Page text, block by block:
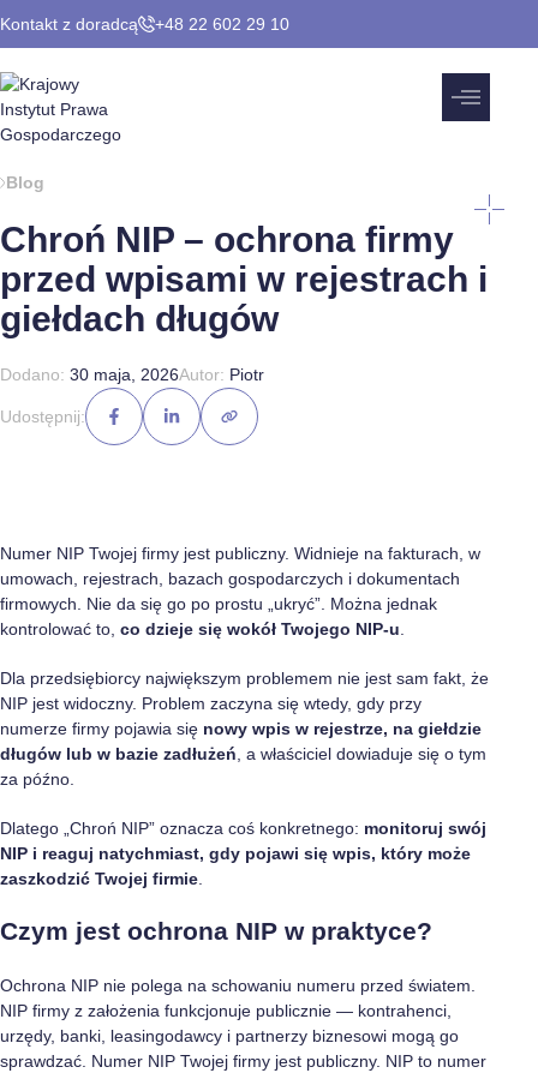
Kontakt z doradcą +48 22 602 29 10
Blog
Chroń NIP – ochrona firmy
przed wpisami w rejestrach i
giełdach długów
Dodano: 30 maja, 2026Autor: Piotr
Udostępnij:
Numer NIP Twojej firmy jest publiczny. Widnieje na fakturach, w
umowach, rejestrach, bazach gospodarczych i dokumentach
firmowych. Nie da się go po prostu „ukryć”. Można jednak
kontrolować to, co dzieje się wokół Twojego NIP-u
Dla przedsiębiorcy największym problemem nie jest sam fakt, że
NIP jest widoczny. Problem zaczyna się wtedy, gdy przy
numerze firmy pojawia się nowy wpis w rejestrze, na giełdzie
długów lub w bazie zadłużeń , a właściciel dowiaduje się o tym
za późno.
Dlatego „Chroń NIP” oznacza coś konkretnego: monitoruj swój
NIP i reaguj natychmiast, gdy pojawi się wpis, który może
zaszkodzić Twojej firmie
Czym jest ochrona NIP w praktyce?
Ochrona NIP nie polega na schowaniu numeru przed światem.
NIP firmy z założenia funkcjonuje publicznie — kontrahenci,
urzędy, banki, leasingodawcy i partnerzy biznesowi mogą go
sprawdzać. Numer NIP Twojej firmy jest publiczny. NIP to numer